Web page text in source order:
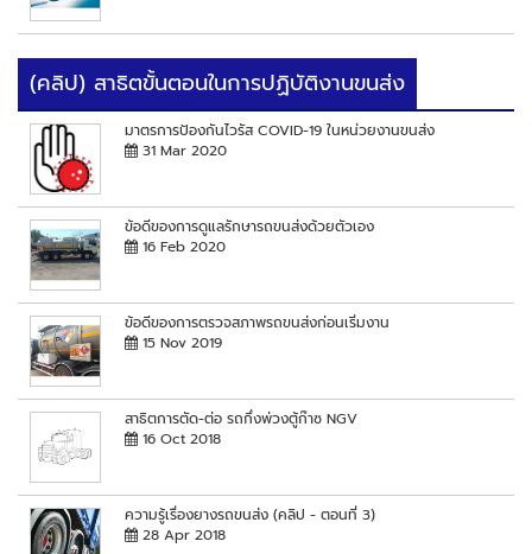
(คลิป) สาธิตขั้นตอนในการปฏิบัติงานขนส่ง
มาตรการป้องกันไวรัส COVID-19 ในหน่วยงานขนส่ง
31 Mar 2020
ข้อดีของการดูแลรักษารถขนส่งด้วยตัวเอง
16 Feb 2020
ข้อดีของการตรวจสภาพรถขนส่งก่อนเริ่มงาน
15 Nov 2019
สาธิตการตัด-ต่อ รถกึ่งพ่วงตู้ก๊าซ NGV
16 Oct 2018
ความรู้เรื่องยางรถขนส่ง (คลิป - ตอนที่ 3)
28 Apr 2018